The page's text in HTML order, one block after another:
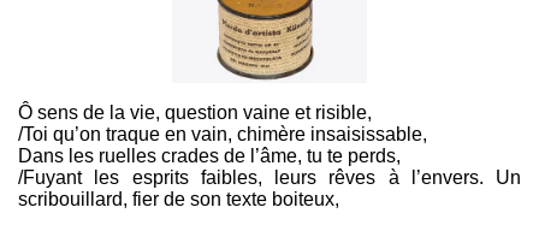
Ô sens de la vie, question vaine et risible,
/Toi qu’on traque en vain, chimère insaisissable,
Dans les ruelles crades de l’âme, tu te perds,
/Fuyant les esprits faibles, leurs rêves à l’envers. Un
scribouillard, fier de son texte boiteux,